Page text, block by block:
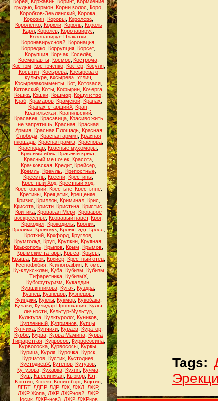
Корея, Коржавин, Коринт, Кормление
грудью Кормон Корни волос Коро
Коробков-Землянский Корова
Коровин, Коровы, Королева,
Короленко, Короли, Король, Король
Карл, Королёв, Коронавирус
Коронавирус Плакатки,
Коронавируснов2, Коронация,
Корреджо Коррупция Корсет,
Корупция, Корчак, Коселёк,
Космонавты, Космос Кострома,
Костюм
Костюченко, Костёр, Косуля,
Косыгин, Косырева, Косырева о
культуре, Косырева. Углич
Косыревакомменты Кот, Котовася
Котовский, Коты, Кофырин, Кочерга,
Кошка Кошки Кошмар Кощунство
Краб Крамаров Крамской Кранах
Кранах-старшийХ Крап
Крапильская, Крапильский,
Красавец, Красавица, Красиво жить
не запретишь Красная Красная
Армия, Красная Площадь, Красная
Слобода, Красная армия, Красная
площадь Красная рамка Краснова
Краснодар Красные мухоморы
Красный ибис
Красный крест,
Красный мешочек, Красота,
Крачковская, Кредит, Крейсер,
Кремль, Кремль. Крепостные,
Кресмль Креспи Крестины
Крестный Ход Крестный ход
Крестовский, Крестьне, Крестьяне,
Кретины Крещатик Крещение
Кризис
Криллон Криминал Крис
Крисота, Кристи, Кристина, Кристис
Критика Кровавая Мери Кровавое
воскресенье Кровавый навет, Крог,
Крокодил Крокодилы Кролик
Кролики, Кронгауз, Кронштадт, Кросс
Кроткий Крофорд Круглов
Крумгольд Круп Крупкин Крупная
Крыжополь Крылов Крым Крымов
Крымские татары, Крыса, Крысы,
Крыша Крюк Крёйер Крёстный отец
Ксенофобия Ксилография Ктомс
Ку-клукс-клан, Куба, Кубизм
Кубизм
Тифаретника, КубизмХ,
Кубофутуризм
Кувалдин
Кувшинникова Кугач Куздра
Кузнец, Кузнецов, Кузнецов.
Куинджи Куклы Кукмор Кукобака
Кулаки, Кулидар Провокация, Культ
личности, Культур-Мультур,
Культура, Культуролог, Куников,
Купленный, Куприянов, Купцы,
Купчиха Купчихи Кураев Куратор
Курбе Курва Курва Мамина Курва
Тифаретная Курвосос Курвососина
Курвососка Курвососы Курвы
Курица, Курли, Курочка, Курск,
Курчатов, Кустик, Кустодиев,
КустодиевХ Кутепов Кутузов
Кутузова Кухарка Кухня Кучма
Куш
Кшесинская, Кьюкор, Кэт,
Кюстин Кюхля Кёнигсберг, Кёртис
ЛГБТ, ЛДПР, ЛДР, ЛЖ ЛЖЛ ЛЖР,
ЛЖР Жопа ЛЖР ЛЖРнов2 ЛЖР
Носик ЛЖР-нов3 ЛЖР. ЛЖРнов
Tags: